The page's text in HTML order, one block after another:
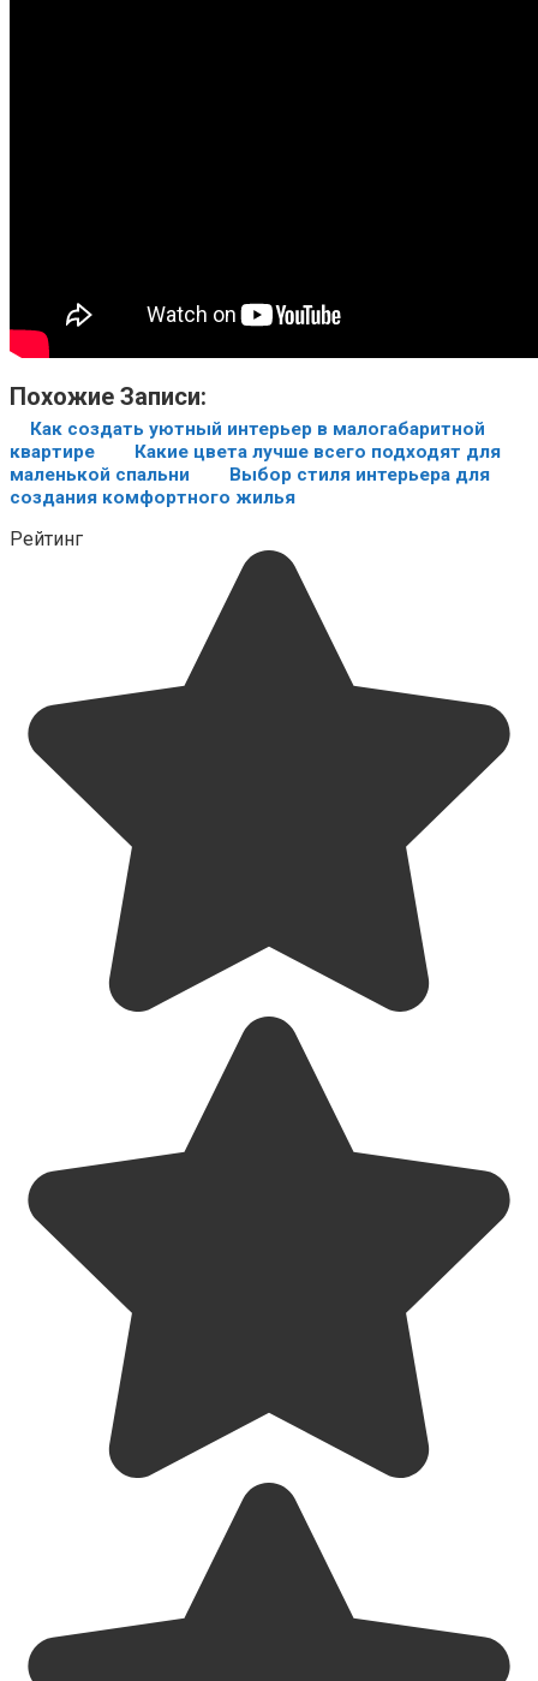
Похожие Записи:
Как создать уютный интерьер в малогабаритной
квартире
Какие цвета лучше всего подходят для
маленькой спальни
Выбор стиля интерьера для
создания комфортного жилья
Рейтинг